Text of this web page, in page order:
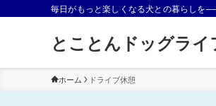
毎日がもっと楽しくなる犬との暮らしを
とことんドッグライ
ホーム ドライブ休憩